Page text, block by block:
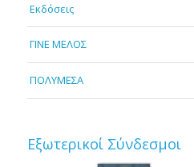
Εκδόσεις
ΓΙΝΕ ΜΕΛΟΣ
ΠΟΛΥΜΕΣΑ
Εξωτερικοί Σύνδεσμοι